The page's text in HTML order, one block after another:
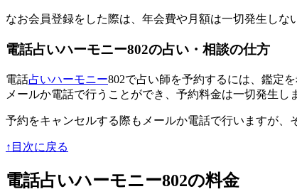
なお会員登録をした際は、 年会費や月額は一切発生しな
電話占いハーモニー802の占い・相談の仕方
電話占いハーモニー802で占い師を予約するには、 鑑定
メールか電話で行うことができ、予約料金は一切発生し
予約をキャンセルする際もメールか電話で行いますが、
↑目次に戻る
電話占いハーモニー802の料金